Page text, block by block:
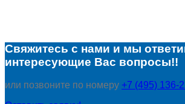
Свяжитесь с нами и мы
интересующие Вас вопросы!!
или позвоните по номеру +7 (495) 136-